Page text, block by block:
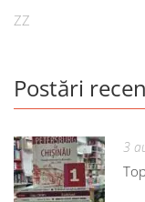
ZZ
Postări
3